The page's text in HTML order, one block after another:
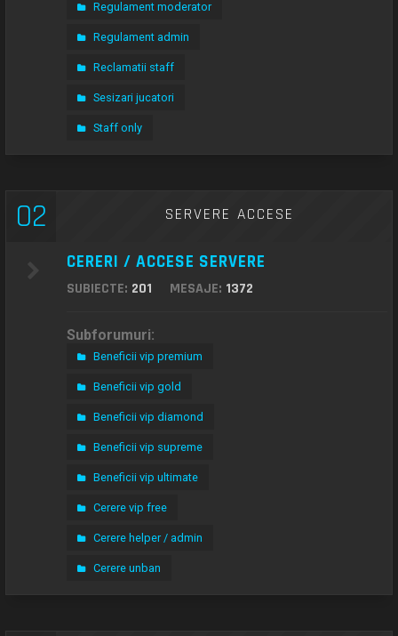
Regulament moderator
Regulament admin
Reclamatii staff
Sesizari jucatori
Staff only
02 SERVERE ACCESE
CERERI / ACCESE SERVERE
SUBIECTE: 201 MESAJE: 1372
Subforumuri:
Beneficii vip premium
Beneficii vip gold
Beneficii vip diamond
Beneficii vip supreme
Beneficii vip ultimate
Cerere vip free
Cerere helper / admin
Cerere unban